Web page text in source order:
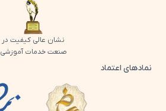
نشان عالی کیفیت در
صنعت خدمات آموزشی
نمادهای اعتماد